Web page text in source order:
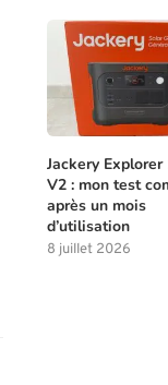
Jackery Explorer
V2 : mon test
après un mois
d’utilisation
8 juillet 2026